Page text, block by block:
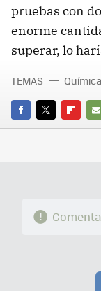
pruebas con
enorme
superar, lo
FACEBOOK
TWITTER
E-
TEMAS Química